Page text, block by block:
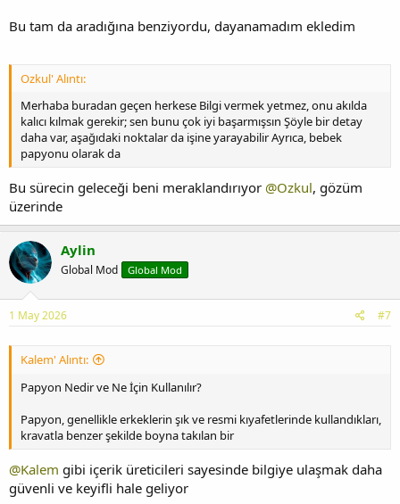
Bu tam da aradığına benziyordu, dayanamadım ekledim
Ozkul' Alıntı:
Merhaba buradan geçen herkese Bilgi vermek yetmez, onu akılda
kalıcı kılmak gerekir; sen bunu çok iyi başarmışsın Şöyle bir detay
daha var, aşağıdaki noktalar da işine yarayabilir Ayrıca, bebek
papyonu olarak da
Bu sürecin geleceği beni meraklandırıyor @Ozkul, gözüm
üzerinde
Aylin
Global Mod Global Mod
1 May 2026 #7
Kalem' Alıntı:
Papyon Nedir ve Ne İçin Kullanılır?
Papyon, genellikle erkeklerin şık ve resmi kıyafetlerinde kullandıkları,
kravatla benzer şekilde boyna takılan bir
@Kalem gibi içerik üreticileri sayesinde bilgiye ulaşmak daha
güvenli ve keyifli hale geliyor